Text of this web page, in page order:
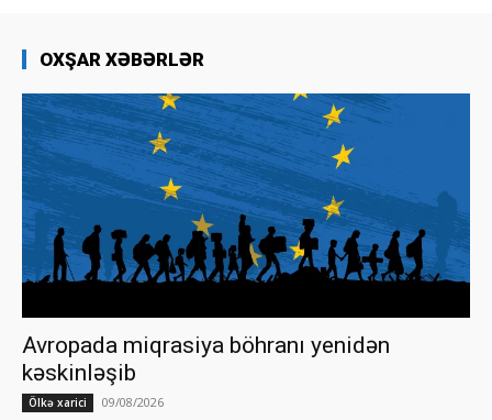
OXŞAR XƏBƏRLƏR
Avropada miqrasiya böhranı yenidən
kəskinləşib
Ölkə xarici 09/08/2026